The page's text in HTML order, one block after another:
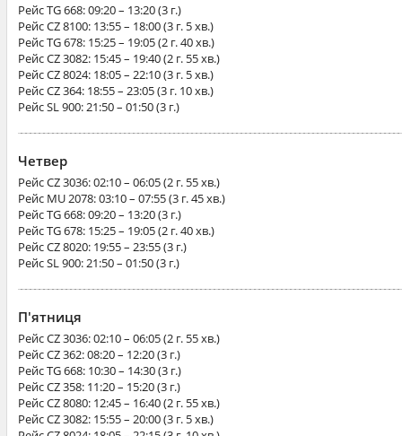
РейсTG 668: 09:20 – 13:20 (3 г.)
РейсCZ 8100: 13:55 – 18:00 (3 г. 5 хв.)
РейсTG 678: 15:25 – 19:05 (2 г. 40 хв.)
РейсCZ 3082: 15:45 – 19:40 (2 г. 55 хв.)
РейсCZ 8024: 18:05 – 22:10 (3 г. 5 хв.)
РейсCZ 364: 18:55 – 23:05 (3 г. 10 хв.)
РейсSL 900: 21:50 – 01:50 (3 г.)
Четвер
РейсCZ 3036: 02:10 – 06:05 (2 г. 55 хв.)
Рейс MU 2078: 03:10 – 07:55 (3 г. 45 хв.)
РейсTG 668: 09:20 – 13:20 (3 г.)
РейсTG 678: 15:25 – 19:05 (2 г. 40 хв.)
РейсCZ 8020: 19:55 – 23:55 (3 г.)
РейсSL 900: 21:50 – 01:50 (3 г.)
П'ятниця
РейсCZ 3036: 02:10 – 06:05 (2 г. 55 хв.)
РейсCZ 362: 08:20 – 12:20 (3 г.)
РейсTG 668: 10:30 – 14:30 (3 г.)
РейсCZ 358: 11:20 – 15:20 (3 г.)
РейсCZ 8080: 12:45 – 16:40 (2 г. 55 хв.)
РейсCZ 3082: 15:55 – 20:00 (3 г. 5 хв.)